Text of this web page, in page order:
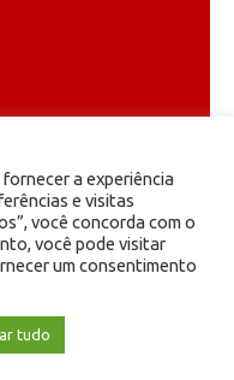
a experiência
e visitas
você concorda com o
você pode visitar
um consentimento
tudo